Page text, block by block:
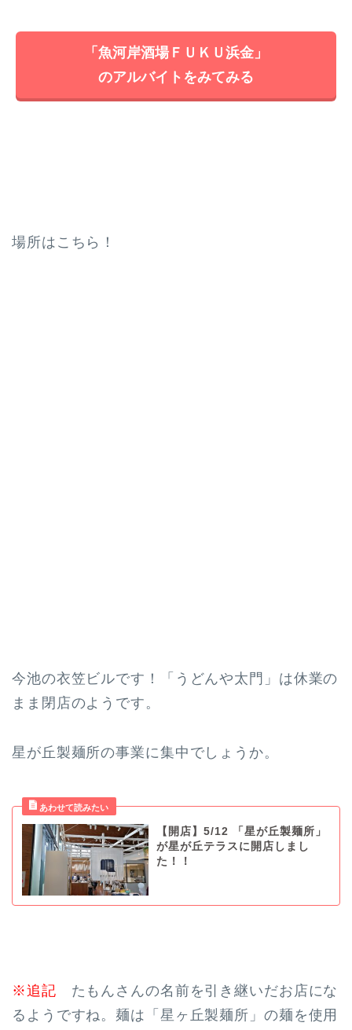
「魚河岸酒場ＦＵＫＵ浜金」
のアルバイトをみてみる
場所はこちら！
今池の衣笠ビルです！「うどんや太門」は休業の
まま閉店のようです。
星が丘製麺所の事業に集中でしょうか。
【開店】5/12 「星が丘製麺所」
が星が丘テラスに開店しまし
た！！
※追記 たもんさんの名前を引き継いだお店にな
るようですね。麺は「星ヶ丘製麺所」の麺を使用